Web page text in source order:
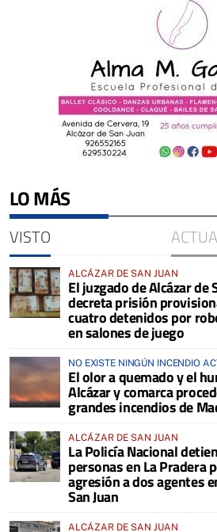
LO MÁS
VISTO
ALCÁZAR DE SAN JUAN
El juzgado de Alcázar de
decreta prisión
cuatro detenidos por
en salones de juego
NO EXISTE NINGÚN INCENDIO
COMARCA
El olor a quemado y el
Alcázar y comarca
grandes incendios de
ALCÁZAR DE SAN JUAN
La Policía Nacional
personas en La Pradera
agresión a dos agentes
San Juan
ALCÁZAR DE SAN JUAN